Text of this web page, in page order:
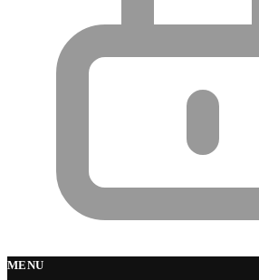
MENU